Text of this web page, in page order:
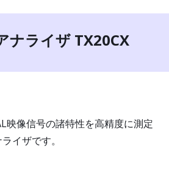
ナライザ TX20CX
映像信号の諸特性を高精度に測定
イザです。